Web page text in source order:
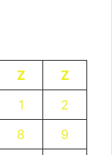
Z
Z
1
2
8
9